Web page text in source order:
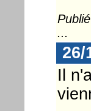
...
26/
Il